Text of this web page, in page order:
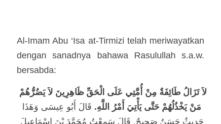
Al-Imam Abu ‘Isa at-Tirmizi telah meriwayatkan
dengan sanadnya bahawa Rasulullah s.a.w.
bersabda:
مَنْ يَخْذُلُهُمْ حَتَّى يَأْتِيَ أَمْرُ اللَّهِ‏.